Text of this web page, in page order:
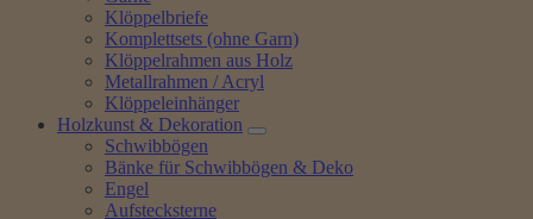
Klöppelbriefe
Komplettsets (ohne Garn)
Klöppelrahmen aus Holz
Metallrahmen / Acryl
Klöppeleinhänger
Holzkunst & Dekoration
Schwibbögen
Bänke für Schwibbögen & Deko
Engel
Aufstecksterne